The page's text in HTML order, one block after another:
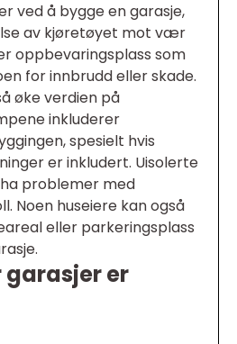
ved å bygge en garasje,
av kjøretøyet mot vær
oppbevaringsplass som
for innbrudd eller skade.
øke verdien på
inkluderer
spesielt hvis
er inkludert. Uisolerte
problemer med
Noen huseiere kan også
eller parkeringsplass
garasjer er